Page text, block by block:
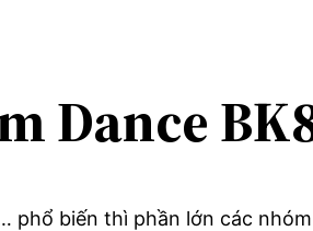
Dance
phổ biến thì phần lớn các